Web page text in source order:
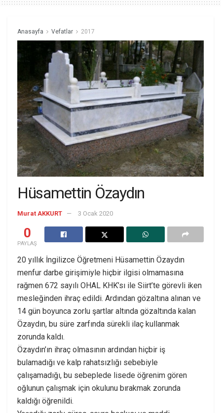
Anasayfa Vefatlar 2017
Hüsamettin Özaydın
Murat AKKURT 3 Ocak 2020
0
PAYLAŞ
20 yıllık İngilizce Öğretmeni Hüsamettin Özaydın
menfur darbe girişimiyle hiçbir ilgisi olmamasına
rağmen 672 sayılı OHAL KHK’sı ile Siirt’te görevli iken
mesleğinden ihraç edildi. Ardından gözaltına alınan ve
14 gün boyunca zorlu şartlar altında gözaltında kalan
Özaydın, bu süre zarfında sürekli ilaç kullanmak
zorunda kaldı.
Özaydın’ın ihraç olmasının ardından hiçbir iş
bulamadığı ve kalp rahatsızlığı sebebiyle
çalışamadığı, bu sebeplede lisede öğrenim gören
oğlunun çalışmak için okulunu bırakmak zorunda
kaldığı öğrenildi.